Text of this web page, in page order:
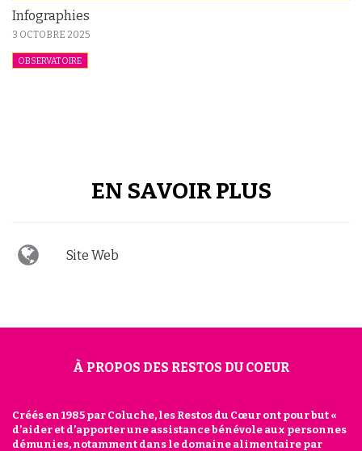
Infographies
3 OCTOBRE 2025
OBSERVATOIRE
EN SAVOIR PLUS
Site Web
À PROPOS DES RESTOS DU COEUR
Créés en 1985 par Coluche, les Restos du Cœur ont pour but «
d’aider et d’apporter une assistance bénévole aux personnes
démunies, notamment dans le domaine alimentaire par